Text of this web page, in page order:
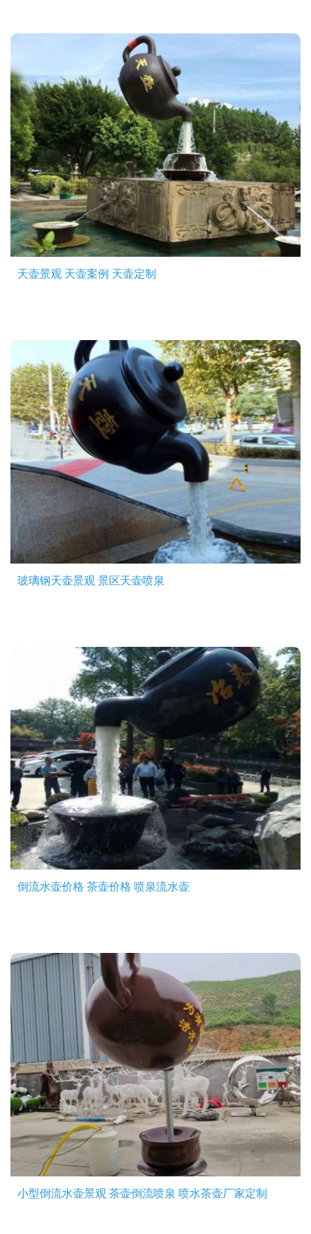
天壶景观 天壶案例 天壶定制
玻璃钢天壶景观 景区天壶喷泉
倒流水壶价格 茶壶价格 喷泉流水壶
小型倒流水壶景观 茶壶倒流喷泉 喷水茶壶厂家定制